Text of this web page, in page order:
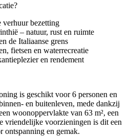
verhuur bezetting
– natuur, rust en ruimte
de Italiaanse grens
fietsen en waterrecreatie
en rendement
is geschikt voor 6 personen en
en buitenleven, mede dankzij
woonoppervlakte van 63 m², een
vriendelijke voorzieningen is dit een
ontspanning en gemak.